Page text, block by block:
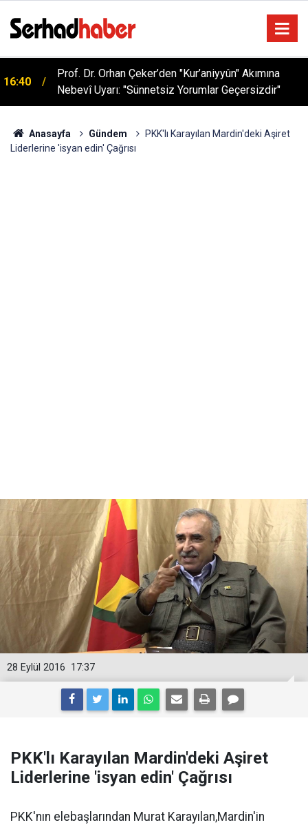
16:40
Prof. Dr. Orhan Çeker’den "Kur’aniyyûn" Akımına
Nebevî Uyarı: "Sünnetsiz Yorumlar Geçersizdir"
Anasayfa Gündem
PKK'lı Karayılan Mardin'deki Aşiret
Liderlerine 'isyan edin' Çağrısı
17:37
28 Eylül 2016
PKK'lı Karayılan Mardin'deki Aşiret
Liderlerine 'isyan edin' Çağrısı
PKK'nın elebaşlarından Murat Karayılan,Mardin'in